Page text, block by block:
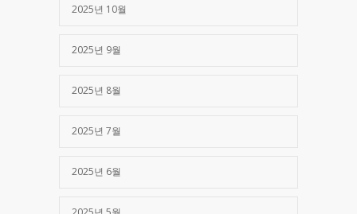
2025년 10월
2025년 9월
2025년 8월
2025년 7월
2025년 6월